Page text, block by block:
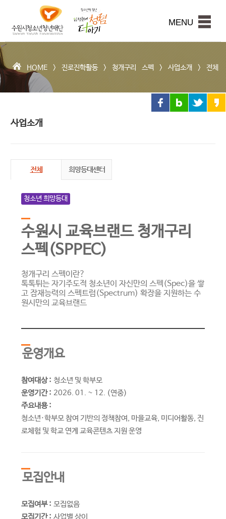
본문내용 바로가기
시
청
소
년
청
년
재
단
MENU
HOME >진로진학활동>청개구리 스펙>사업소개>전체
사업소개
전체 희망등대센터
청소년 희망등대
수원시 교육브랜드 청개구리
스펙(SPPEC)
청개구리 스펙이란?
톡톡튀는 자기주도적 청소년이 자신만의 스펙(Spec)을 쌓
고 잠재능력의 스펙트럼(Spectrum) 확장을 지원하는 수
원시만의 교육브랜드
운영개요
참여대상 : 청소년 및 학부모
운영기간 : 2026. 01. ~ 12. (연중)
주요내용 :
청소년·학부모 참여 기반의 정책참여, 마을교육, 미디어활동, 진
로체험 및 학교 연계 교육콘텐츠 지원 운영
모집안내
모집여부 : 모집없음
모집기간 : 사업별 상이